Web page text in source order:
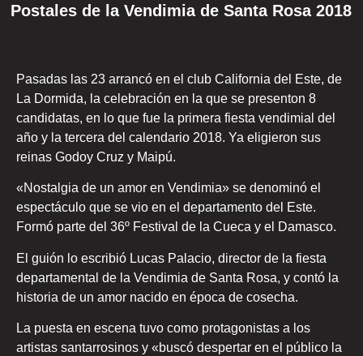
Postales de la Vendimia de Santa Rosa 2018
Pasadas las 23 arrancó en el club California del Este, de
La Dormida, la celebración en la que se presenton 8
candidatas, en lo que fue la primera fiesta vendimial del
año y la tercera del calendario 2018. Ya eligieron sus
reinas Godoy Cruz y Maipú.
«Nostalgia de un amor en Vendimia» se denominó el
espectáculo que se vio en el departamento del Este.
Formó parte del 36º Festival de la Cueca y el Damasco.
El guión lo escribió Lucas Palacio, director de la fiesta
departamental de la Vendimia de Santa Rosa, y contó la
historia de un amor nacido en época de cosecha.
La puesta en escena tuvo como protagonistas a los
artistas santarrosinos y «buscó despertar en el público la